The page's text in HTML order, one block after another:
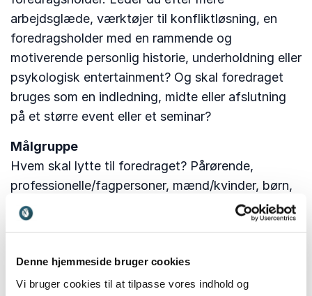
Denne hjemmeside bruger cookies
Vi bruger cookies til at tilpasse vores indhold og
arbejdsglæde, værktøjer til konfliktløsning, en
foredragsholder med en rammende og
motiverende personlig historie, underholdning eller
psykologisk entertainment? Og skal foredraget
bruges som en indledning, midte eller afslutning
på et større event eller et seminar?
Målgruppe
Hvem skal lytte til foredraget? Pårørende,
professionelle/fagpersoner, mænd/kvinder, børn,
foreningsmedlemmer? Er det et lukket, internt
foredrag på arbejdspladsen eller et større event,
vigtigt at tænke markedsføring og billetsalg ind i
budgettet, og huske at komme i gang med at